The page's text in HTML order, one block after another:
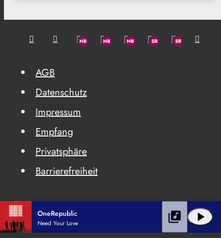
AGB
Datenschutz
Impressum
Empfang
Privatsphäre
Barrierefreiheit
OneRepublic
Need Your Love play_arrow
library_music